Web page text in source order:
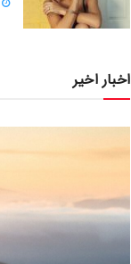
اخبار اخیر